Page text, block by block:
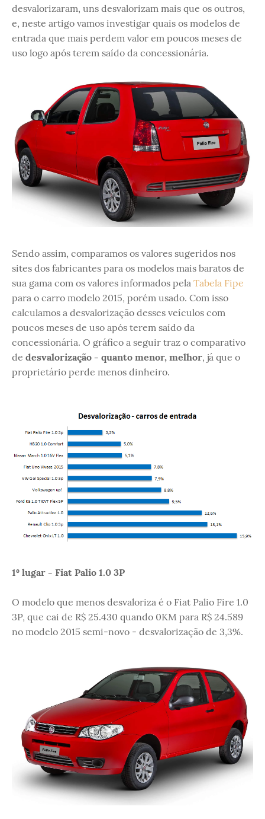
desvalorizaram, uns desvalorizam mais que os outros,
e, neste artigo vamos investigar quais os modelos de
entrada que mais perdem valor em poucos meses de
uso logo após terem saído da concessionária.
Sendo assim, comparamos os valores sugeridos nos
sites dos fabricantes para os modelos mais baratos de
sua gama com os valores informados pela Tabela Fipe
para o carro modelo 2015, porém usado. Com isso
calculamos a desvalorização desses veículos com
poucos meses de uso após terem saído da
concessionária. O gráfico a seguir traz o comparativo
de desvalorização - quanto menor, melhor, já que o
proprietário perde menos dinheiro.
1º lugar - Fiat Palio 1.0 3P
O modelo que menos desvaloriza é o Fiat Palio Fire 1.0
3P, que cai de R$ 25.430 quando 0KM para R$ 24.589
no modelo 2015 semi-novo - desvalorização de 3,3%.